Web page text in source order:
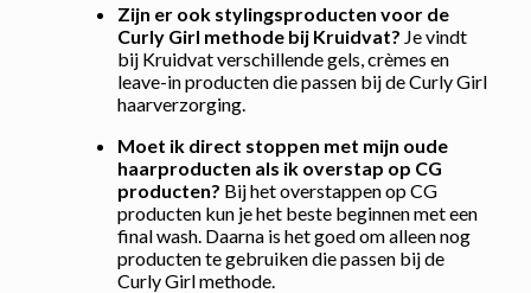
Zijn er ook stylingsproducten voor de
Curly Girl methode bij Kruidvat? Je vindt
bij Kruidvat verschillende gels, crèmes en
leave-in producten die passen bij de Curly Girl
haarverzorging.
Moet ik direct stoppen met mijn oude
haarproducten als ik overstap op CG
producten? Bij het overstappen op CG
producten kun je het beste beginnen met een
final wash. Daarna is het goed om alleen nog
producten te gebruiken die passen bij de
Curly Girl methode.